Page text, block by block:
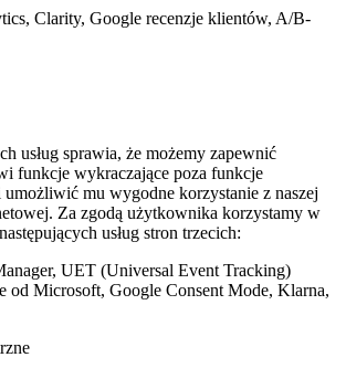
Clarity, Google recenzje klientów, A/B-
usług sprawia, że możemy zapewnić
funkcje wykraczające poza funkcje
mu wygodne korzystanie z naszej
Za zgodą użytkownika korzystamy w
usług stron trzecich:
UET (Universal Event Tracking)
od Microsoft, Google Consent Mode, Klarna,